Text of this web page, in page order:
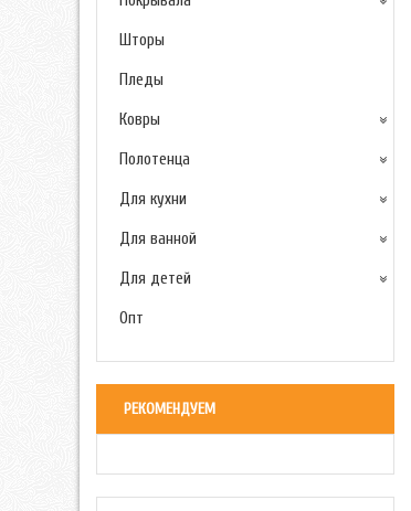
Шторы
Пледы
Ковры
Полотенца
Для кухни
Для ванной
Для детей
Опт
РЕКОМЕНДУЕМ